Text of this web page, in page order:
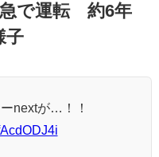
急で運転 約6年
子
nextが…！！